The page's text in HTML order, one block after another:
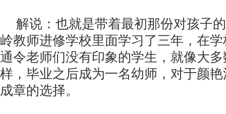
解说：也就是带着最初那份对孩子
岭教师进修学校里面学习了三年，在
通令老师们没有印象的学生，就像大
样，毕业之后成为一名幼师，对于颜
成章的选择。